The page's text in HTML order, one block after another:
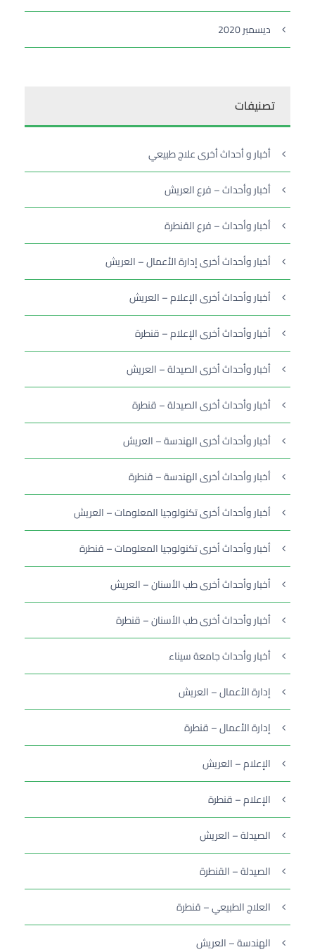
ديسمبر 2020
تصنيفات
أخبار و أحداث أخرى علاج طبيعي
أخبار وأحداث – فرع العريش
أخبار وأحداث – فرع القنطرة
أخبار وأحداث أخرى إدارة الأعمال – العريش
أخبار وأحداث أخرى الإعلام – العريش
أخبار وأحداث أخرى الإعلام – قنطرة
أخبار وأحداث أخرى الصيدلة – العريش
أخبار وأحداث أخرى الصيدلة – قنطرة
أخبار وأحداث أخرى الهندسة – العريش
أخبار وأحداث أخرى الهندسة – قنطرة
أخبار وأحداث أخرى تكنولوجيا المعلومات – العريش
أخبار وأحداث أخرى تكنولوجيا المعلومات – قنطرة
أخبار وأحداث أخرى طب الأسنان – العريش
أخبار وأحداث أخرى طب الأسنان – قنطرة
أخبار وأحداث جامعة سيناء
إدارة الأعمال – العريش
إدارة الأعمال – قنطرة
الإعلام – العريش
الإعلام – قنطرة
الصيدلة – العريش
الصيدلة – القنطرة
العلاج الطبيعي – قنطرة
الهندسة – العريش